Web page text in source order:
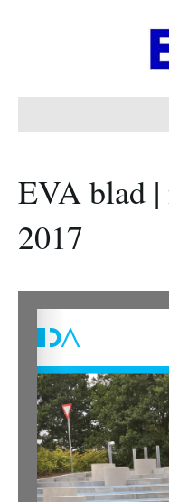
EVA blad
2017